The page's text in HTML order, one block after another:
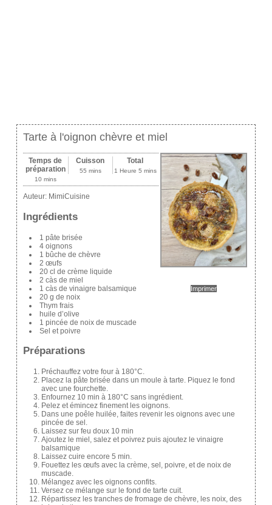
Tarte à l'oignon chèvre et miel
Imprimer
Temps de
préparation
10 mins
Cuisson
55 mins
Total
1 Heure 5 mins
Auteur: MimiCuisine
Ingrédients
1 pâte brisée
4 oignons
1 bûche de chèvre
2 œufs
20 cl de crème liquide
2 càs de miel
1 càs de vinaigre balsamique
20 g de noix
Thym frais
huile d’olive
1 pincée de noix de muscade
Sel et poivre
Préparations
Préchauffez votre four à 180°C.
Placez la pâte brisée dans un moule à tarte. Piquez le fond
avec une fourchette.
Enfournez 10 min à 180°C sans ingrédient.
Pelez et émincez finement les oignons.
Dans une poêle huilée, faites revenir les oignons avec une
pincée de sel.
Laissez sur feu doux 10 min
Ajoutez le miel, salez et poivrez puis ajoutez le vinaigre
balsamique
Laissez cuire encore 5 min.
Fouettez les œufs avec la crème, sel, poivre, et de noix de
muscade.
Mélangez avec les oignons confits.
Versez ce mélange sur le fond de tarte cuit.
Répartissez les tranches de fromage de chèvre, les noix, des